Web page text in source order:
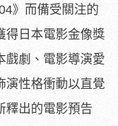
》而備受關注的
得日本電影金像獎
戲劇、電影導演愛
演性格衝動以直覺
釋出的電影預告